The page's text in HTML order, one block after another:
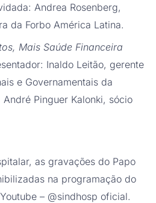
Andrea Rosenberg,
da Forbo América Latina.
Mais Saúde Financeira
Inaldo Leitão, gerente
e Governamentais da
André Pinguer Kalonki, sócio
as gravações do Papo
na programação do
– @sindhosp oficial.